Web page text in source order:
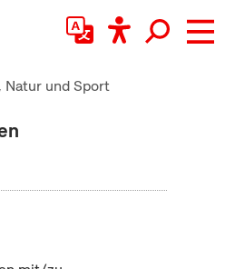
Natur und Sport